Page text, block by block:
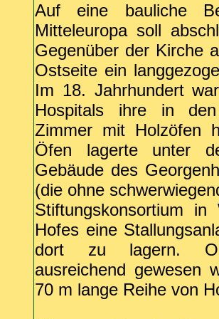
Auf eine bauliche
Mitteleuropa soll
Gegenüber der Kirche
Ostseite ein
Im 18. Jahrhundert
Hospitals ihre in den
Zimmer mit Holzöfen
Öfen lagerte unter
Gebäude des
(die ohne
Stiftungskonsortium
Hofes eine
dort zu lagern.
ausreichend gewesen
70 m lange Reihe von